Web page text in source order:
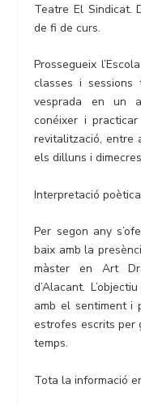
Teatre El Sindicat.
de fi de curs.
Prossegueix
classes i
vesprada en un
conéixer i
revitalització, entre
els dilluns i
Interpretació poètica
Per segon any
baix amb la
màster en Art
d’Alacant.
amb el sentiment i
estrofes escrits per
temps.
Tota la informació